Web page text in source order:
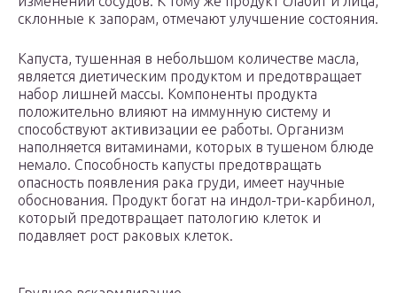
склонные к запорам, отмечают улучшение состояния.
Капуста, тушенная в небольшом количестве масла,
является диетическим продуктом и предотвращает
набор лишней массы. Компоненты продукта
положительно влияют на иммунную систему и
способствуют активизации ее работы. Организм
наполняется витаминами, которых в тушеном блюде
немало. Способность капусты предотвращать
опасность появления рака груди, имеет научные
обоснования. Продукт богат на индол-три-карбинол,
который предотвращает патологию клеток и
подавляет рост раковых клеток.